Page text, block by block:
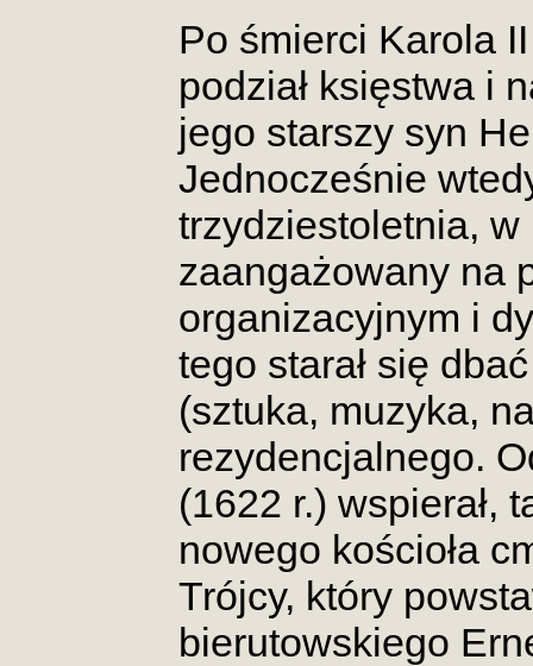
Po śmierci Karola
podział księstwa i
jego starszy syn
Jednocześnie
trzydziestoletnia, w
zaangażowany na
organizacyjnym i
tego starał się
(sztuka, muzyka,
rezydencjalnego.
(1622 r.) wspierał,
nowego kościoła
Trójcy, który
bierutowskiego